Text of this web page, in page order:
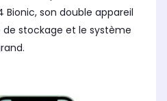
Bionic, son double appareil
stockage et le système